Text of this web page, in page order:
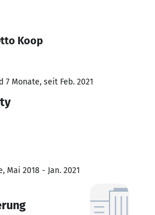
Koop
7 Monate, seit Feb. 2021
Mai 2018 - Jan. 2021